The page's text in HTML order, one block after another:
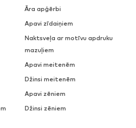
Āra apģērbi
Apavi zīdaiņiem
Naktsveļa ar motīvu apdruku
mazuļiem
Apavi meitenēm
Džinsi meitenēm
Apavi zēniem
Džinsi zēniem